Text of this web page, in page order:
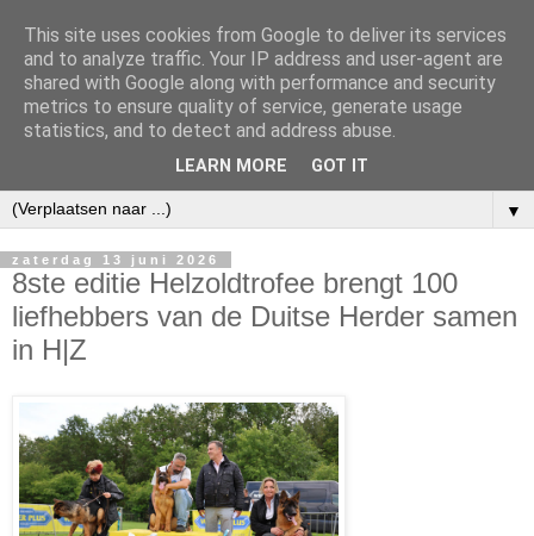
▼
zaterdag 13 juni 2026
8ste editie Helzoldtrofee brengt 100
liefhebbers van de Duitse Herder samen
in H|Z
This site uses cookies from Google to deliver its services
and to analyze traffic. Your IP address and user-agent are
shared with Google along with performance and security
metrics to ensure quality of service, generate usage
statistics, and to detect and address abuse.
LEARN MORE GOT IT